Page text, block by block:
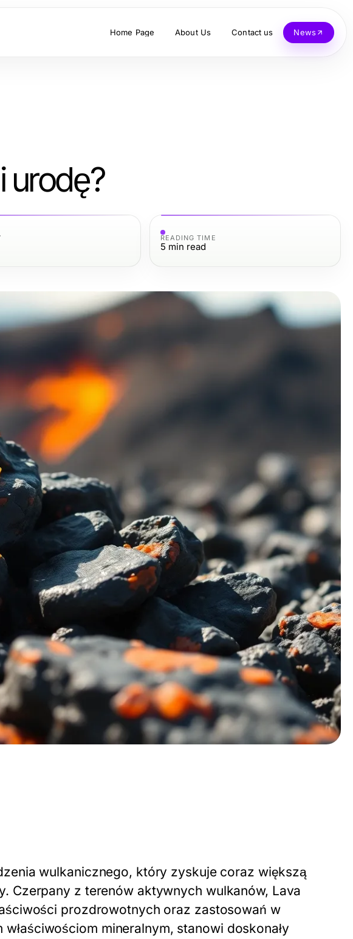
Home Page About Us Contact us News
urodę?
READING TIME
5 min read
wulkanicznego, który zyskuje coraz większą
Czerpany z terenów aktywnych wulkanów, Lava
prozdrowotnych oraz zastosowań w
mineralnym, stanowi doskonały